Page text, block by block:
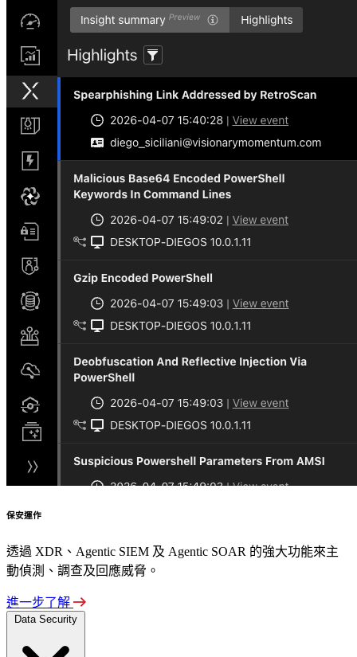
保安運作
透過 XDR、Agentic SIEM 及 Agentic SOAR 的強大功能來主
動偵測、調查及回應威脅。
進一步了解
Data Security